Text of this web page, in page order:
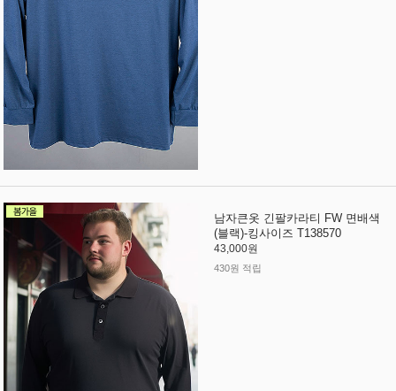
남자큰옷 긴팔카라티 FW 면배색
(블랙)-킹사이즈 T138570
43,000원
430원 적립